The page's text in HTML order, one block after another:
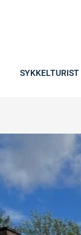
SYKKELTURIST